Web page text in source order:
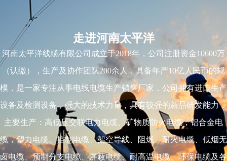
走进河南太平洋
河南太平洋线缆有限公司成立于2018年，公司注册资金10600万
（认缴），生产及协作团队200余人，具备年产10亿人民币的规
模，是一家专注从事电线电缆生产销售厂家，公司拥有进口生产
设备及检测设备，强大的技术力量，具有较强的新品研发能力，
主要生产：高低压交联电力电缆、矿物质防火电缆，铝合金电
缆，塑力电缆、控制电缆、架空导线、阻燃、耐火电缆、低烟无